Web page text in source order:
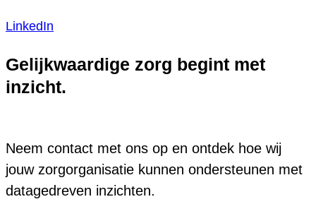
LinkedIn
Gelijkwaardige zorg begint met
inzicht.
Neem contact met ons op en ontdek hoe wij
jouw zorgorganisatie kunnen ondersteunen met
datagedreven inzichten.